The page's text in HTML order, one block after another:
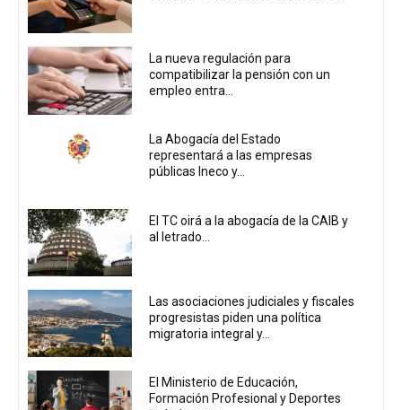
La nueva regulación para
compatibilizar la pensión con un
empleo entra...
La Abogacía del Estado
representará a las empresas
públicas Ineco y...
El TC oirá a la abogacía de la CAIB y
al letrado...
Las asociaciones judiciales y fiscales
progresistas piden una política
migratoria integral y...
El Ministerio de Educación,
Formación Profesional y Deportes